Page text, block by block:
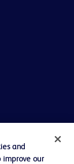
and
improve our